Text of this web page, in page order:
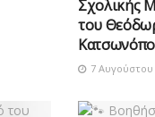
Σχολικής
του
7 Αυγούστου